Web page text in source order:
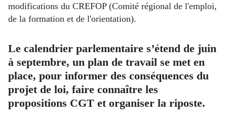
modifications du CREFOP (Comité régional de l'emploi,
de la formation et de l'orientation).
Le calendrier parlementaire s’étend de juin
à septembre, un plan de travail se met en
place, pour informer des conséquences du
projet de loi, faire connaître les
propositions CGT et organiser la riposte.